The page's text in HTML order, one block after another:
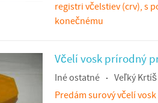
registri včelstiev (crv), s
konečnému
Včelí vosk prírodný
Iné ostatné
Veľký Krtíš
Predám surový včelí